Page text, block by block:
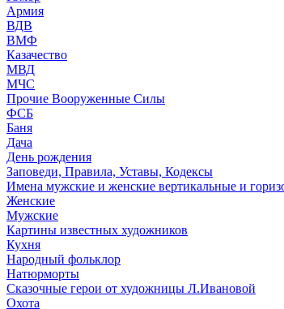
Армия
ВДВ
ВМФ
Казачество
МВД
МЧС
Прочие Вооруженные Силы
ФСБ
Баня
Дача
День рождения
Заповеди, Правила, Уставы, Кодексы
Имена мужские и женские вертикальные и
Женские
Мужские
Картины известных художников
Кухня
Народный фольклор
Натюрморты
Сказочные герои от художницы Л.Ивановой
Охота